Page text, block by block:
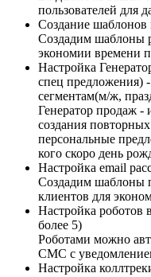
пользователей для
Создание шаблонов
Создадим шаблоны
экономии времени
Настройка
спец предложения)
сегментам(м/ж,
Генератор продаж -
создания
персональные
кого скоро день
Настройка email
Создадим шаблоны
клиентов для
Настройка роботов
более 5)
Роботами можно
СМС с
Настройка